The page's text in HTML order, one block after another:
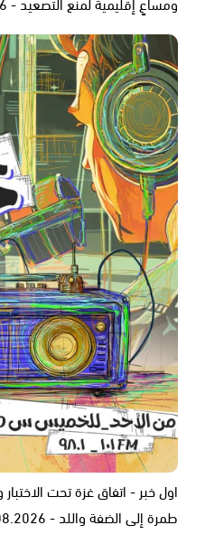
اول خبر - اتفاق غزة تحت
طمرة إلى الضفة واللد - 02.08.2026